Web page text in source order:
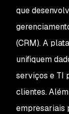
que
(CRM). A
unifiquem
serviços e TI
clientes.
empresariais